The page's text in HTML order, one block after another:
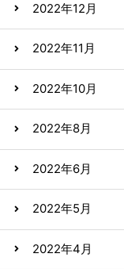
2022年12月
2022年11月
2022年10月
2022年8月
2022年6月
2022年5月
2022年4月